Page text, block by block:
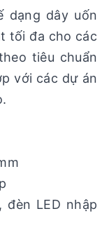
dạng dây uốn
tối đa cho các
tiêu chuẩn
với các dự án
đèn LED nhập